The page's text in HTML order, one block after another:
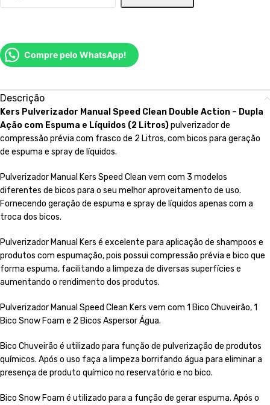
Compre pelo WhatsApp!
Descrição
Kers Pulverizador Manual Speed Clean Double Action – Dupla
Ação com Espuma e Líquidos (2 Litros)pulverizador de
compressão prévia com frasco de 2 Litros, com bicos para geração
de espuma e spray de líquidos.
Pulverizador Manual Kers Speed Clean vem com 3 modelos
diferentes de bicos para o seu melhor aproveitamento de uso.
Fornecendo geração de espuma e spray de líquidos apenas com a
troca dos bicos.
Pulverizador Manual Kers é excelente para aplicação de shampoos e
produtos com espumação, pois possui compressão prévia e bico que
forma espuma, facilitando a limpeza de diversas superfícies e
aumentando o rendimento dos produtos.
Pulverizador Manual Speed Clean Kers vem com 1 Bico Chuveirão, 1
Bico Snow Foam e 2 Bicos Aspersor Água.
Bico Chuveirão é utilizado para função de pulverização de produtos
químicos. Após o uso faça a limpeza borrifando água para eliminar a
presença de produto químico no reservatório e no bico.
Bico Snow Foam é utilizado para a função de gerar espuma. Após o